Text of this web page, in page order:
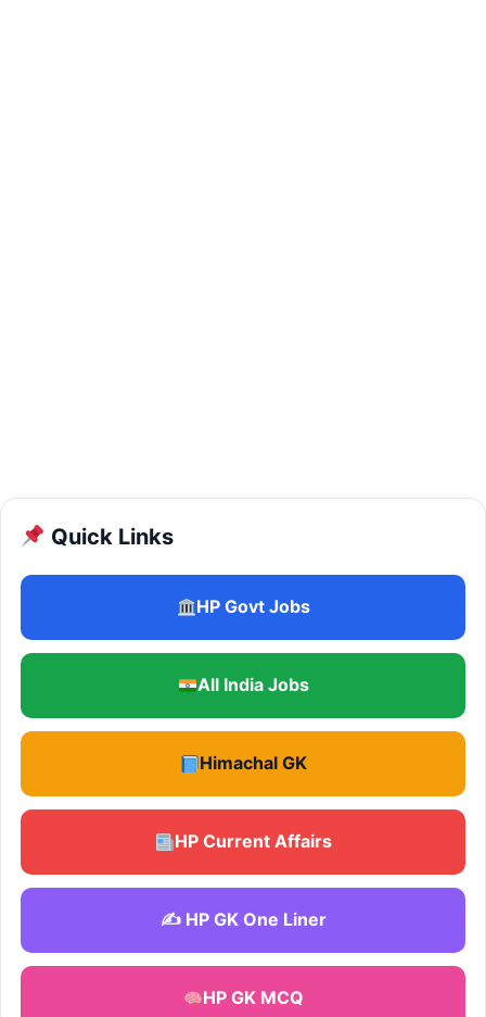
Quick Links
HP Govt Jobs
All India Jobs
Himachal GK
HP Current Affairs
✍️ HP GK One Liner
HP GK MCQ